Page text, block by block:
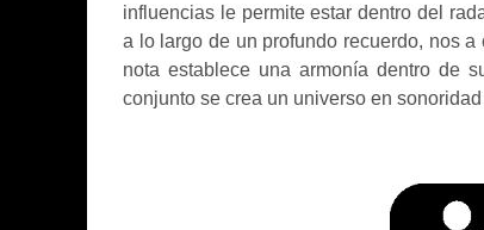
influencias le permite estar dentro del
a lo largo de un profundo recuerdo, nos
nota establece una armonía dentro de
conjunto se crea un universo en